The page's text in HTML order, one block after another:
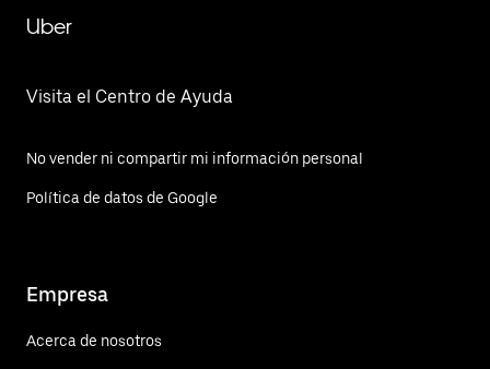
Uber
Visita el Centro de Ayuda
No vender ni compartir mi información personal
Política de datos de Google
Empresa
Acerca de nosotros